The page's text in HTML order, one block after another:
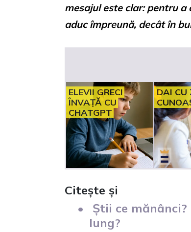
mesajul este clar: pentru
aduc împreună, decât în
ELEVII GRECI
ÎNVAȚĂ CU
CHATGPT
DAI CU
Citește și
Știi ce
lung?